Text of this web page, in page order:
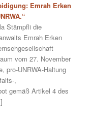
Emrah Erken
Stämpfli die
Emrah Erken
vom 27. November
pro-UNRWA-Haltung
,
gemäß Artikel 4 des